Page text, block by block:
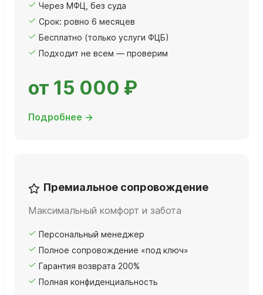
Через МФЦ, без суда
Срок: ровно 6 месяцев
Бесплатно (только услуги ФЦБ)
Подходит не всем — проверим
от 15 000 ₽
Подробнее →
Премиальное сопровождение
Максимальный комфорт и забота
Персональный менеджер
Полное сопровождение «под ключ»
Гарантия возврата 200%
Полная конфиденциальность